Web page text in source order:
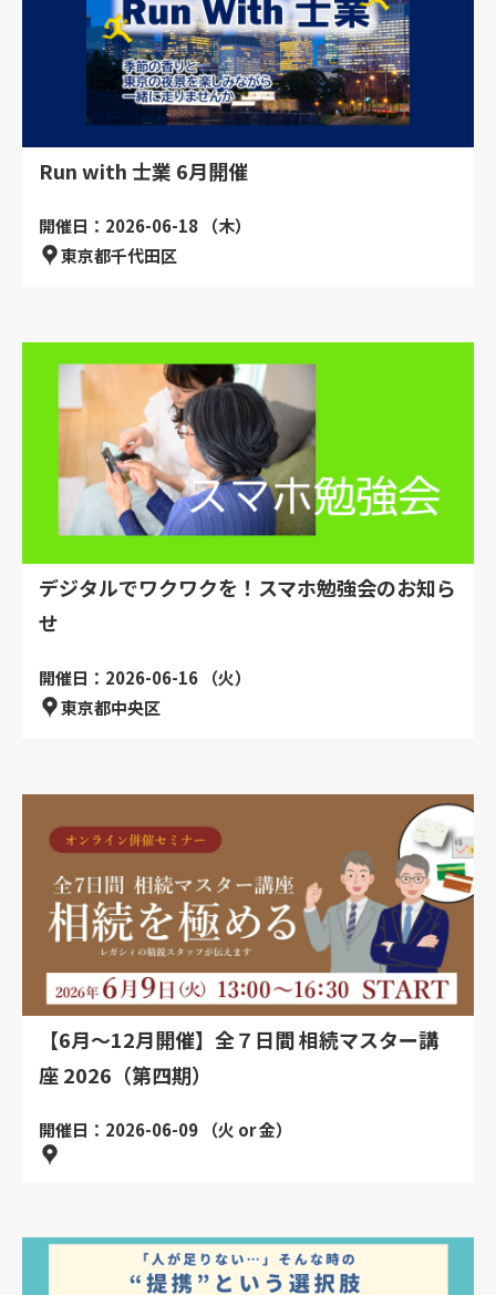
Run with 士業 6月開催
開催日：2026-06-18 （木）
東京都千代田区
デジタルでワクワクを！スマホ勉強会のお知ら
せ
開催日：2026-06-16 （火）
東京都中央区
【6月～12月開催】全７日間 相続マスター講
座 2026（第四期）
開催日：2026-06-09 （火 or 金）